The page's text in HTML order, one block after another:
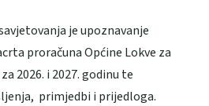
je upoznavanje
proračuna Općine Lokve za
2026. i 2027. godinu te
primjedbi i prijedloga.